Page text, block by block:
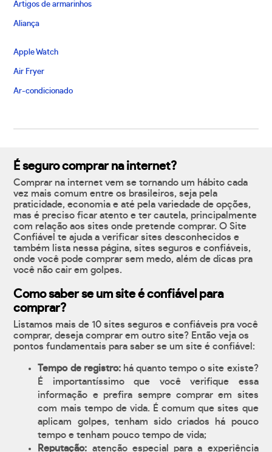
Artigos de armarinhos
Aliança
Apple Watch
Air Fryer
Ar-condicionado
É seguro comprar na internet?
Comprar na internet vem se tornando um hábito cada
vez mais comum entre os brasileiros, seja pela
praticidade, economia e até pela variedade de opções,
mas é preciso ficar atento e ter cautela, principalmente
com relação aos sites onde pretende comprar. O Site
Confiável te ajuda a verificar sites desconhecidos e
também lista nessa página, sites seguros e confiáveis,
onde você pode comprar sem medo, além de dicas pra
você não cair em golpes.
Como saber se um site é confiável para
comprar?
Listamos mais de 10 sites seguros e confiáveis pra você
comprar, deseja comprar em outro site? Então veja os
pontos fundamentais para saber se um site é confiável:
Tempo de registro:há quanto tempo o site existe?
É importantíssimo que você verifique essa
informação e prefira sempre comprar em sites
com mais tempo de vida. É comum que sites que
aplicam golpes, tenham sido criados há pouco
tempo e tenham pouco tempo de vida;
Reputação: atenção especial para a experiência